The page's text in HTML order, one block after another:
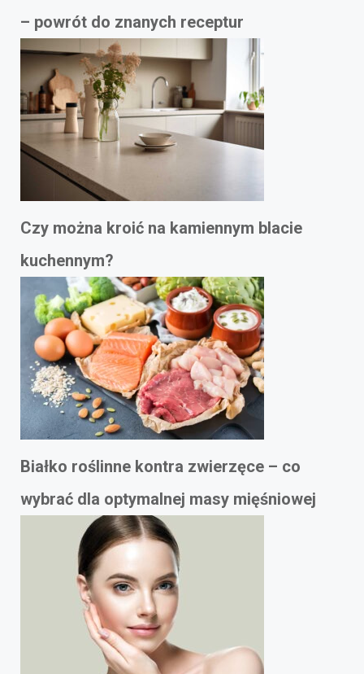
– powrót do znanych receptur
Czy można kroić na kamiennym blacie
kuchennym?
Białko roślinne kontra zwierzęce – co
wybrać dla optymalnej masy mięśniowej